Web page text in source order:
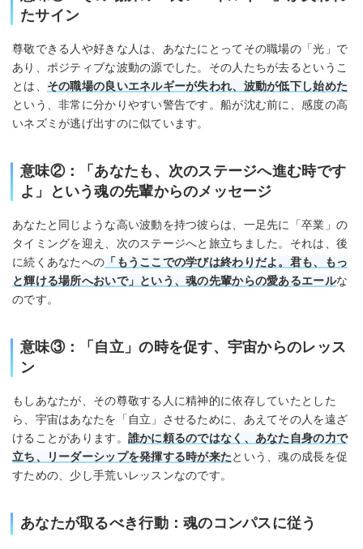
たサイン
尊敬できる人や好きな人は、あなたにとってその職場の「光」で
あり、ポジティブな波動の源でした。その人たちが去るというこ
とは、 その職場の良いエネルギーが失われ、波動が低下し始めた
という、非常に分かりやすい警告です。船が沈む前に、感度の高
いネズミが逃げ出すのに似ています。
意味②：「あなたも、次のステージへ進む時です
よ」という魂の先輩からのメッセージ
あなたと同じような高い波動を持つ彼らは、一足先に「卒業」の
タイミングを迎え、次のステージへと旅立ちました。それは、後
に続くあなたへの 「もうここでの学びは終わりだよ。君も、もっ
と輝ける場所へおいで」という、魂の先輩からの愛あるエールな
のです。
意味③：「自立」の時を促す、宇宙からのレッス
ン
もしあなたが、その尊敬する人に精神的に依存していたとした
ら、宇宙はあなたを「自立」させるために、あえてその人を遠ざ
けることがあります。 誰かに頼るのではなく、あなた自身の力で
立ち、リーダーシップを発揮する時が来たという、魂の成長を促
すための、少し手荒いレッスンなのです。
あなたが取るべき行動：魂のコンパスに従う